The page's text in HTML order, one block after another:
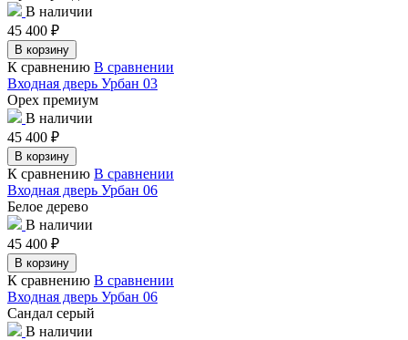
В наличии
45 400 ₽
В корзину
К сравнению В сравнении
Входная дверь Урбан 03
Орех премиум
В наличии
45 400 ₽
В корзину
К сравнению В сравнении
Входная дверь Урбан 06
Белое дерево
В наличии
45 400 ₽
В корзину
К сравнению В сравнении
Входная дверь Урбан 06
Сандал серый
В наличии